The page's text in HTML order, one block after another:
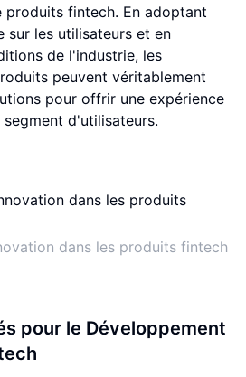
produits fintech. En adoptant
sur les utilisateurs et en
de l'industrie, les
peuvent véritablement
pour offrir une expérience
d'utilisateurs.
dans les produits fintech
pour le Développement